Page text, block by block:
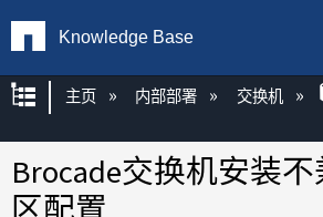
Knowledge Base
扩展/隐缩全局层次
主页 内部部署 交换机
Brocade交换机安装